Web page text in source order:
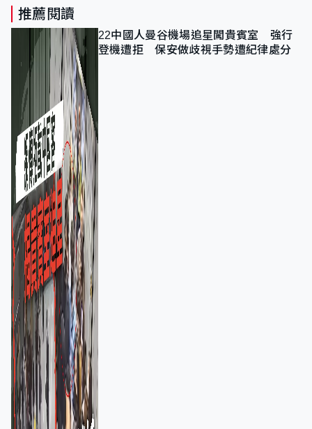
推薦閱讀
22中國人曼谷機場追星闖貴賓室 強行
登機遭拒 保安做歧視手勢遭紀律處分